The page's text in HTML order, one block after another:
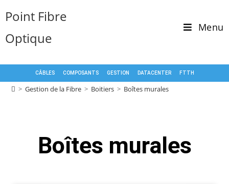
Point Fibre
Optique
Menu
CÂBLES COMPOSANTS GESTION DATACENTER FTTH
> Gestion de la Fibre > Boitiers > Boîtes murales
Boîtes murales